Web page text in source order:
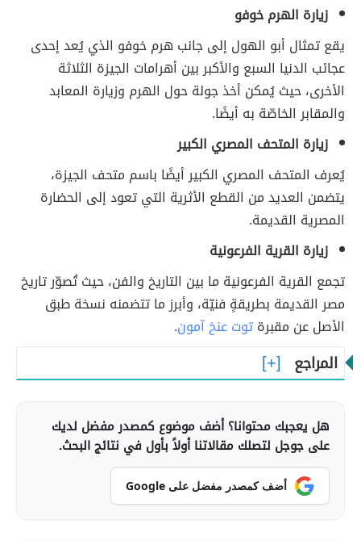
زيارة الهرم خوفو
يقع تمثال أبو الهول إلى جانب هرم خوفو الذي يُعد إحدى
عجائب الدنيا السبع والأكبر بين أهرامات الجيزة الثلاثة
الأخرى، حيث يُمكن أخذ جولة حول الهرم وزيارة المعابد
والمقابر الخاصّة به أيضًا.
زيارة المتحف المصري الكبير
يُعرف المتحف المصري الكبير أيضًا باسم متحف الجيزة،
يتضمن العديد من القطع الأثرية التي تعود إلى الحضارة
المصرية القديمة.
زيارة القرية الفرعونية
تجمع القرية الفرعونية ما بين التاريخ والفن، حيث تُصوّر تاريخ
مصر القديمة بطريقةٍ فنيّة، وأبرز ما تتضمنه نسخة طبق
الأصل عن مقبرةتوت عنخ آمون.
المراجع
هل يعجبك محتوانا؟ أضف موضوع كمصدر مفضل لديك
على جوجل لتصلك مقالاتنا أولاً بأول في نتائج البحث.
أضف كمصدر مفضل على Google